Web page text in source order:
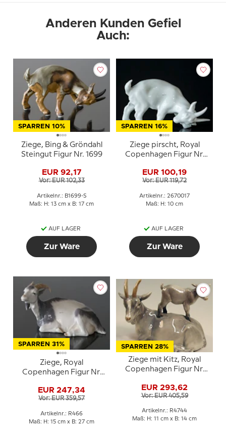
Anderen Kunden Gefiel
Auch:
SPARREN 10%
Ziege, Bing & Gröndahl
Steingut Figur Nr. 1699
EUR 92,17
Vor: EUR 102,33
Artikelnr.: B1699-S
Maß: H: 13 cm x B: 17 cm
AUF LAGER
Zur Ware
SPARREN 16%
Ziege pirscht, Royal
Copenhagen Figur Nr.
EUR 100,19
Vor: EUR 119,72
Artikelnr.: 2670017
Maß: H: 10 cm
AUF LAGER
Zur Ware
SPARREN 31%
Ziege, Royal
Copenhagen Figur Nr.
EUR 247,34
Vor: EUR 359,57
Artikelnr.: R466
Maß: H: 15 cm x B: 27 cm
SPARREN 28%
Ziege mit Kitz, Royal
Copenhagen Figur Nr.
EUR 293,62
Vor: EUR 405,59
Artikelnr.: R4744
Maß: H: 11 cm x B: 14 cm